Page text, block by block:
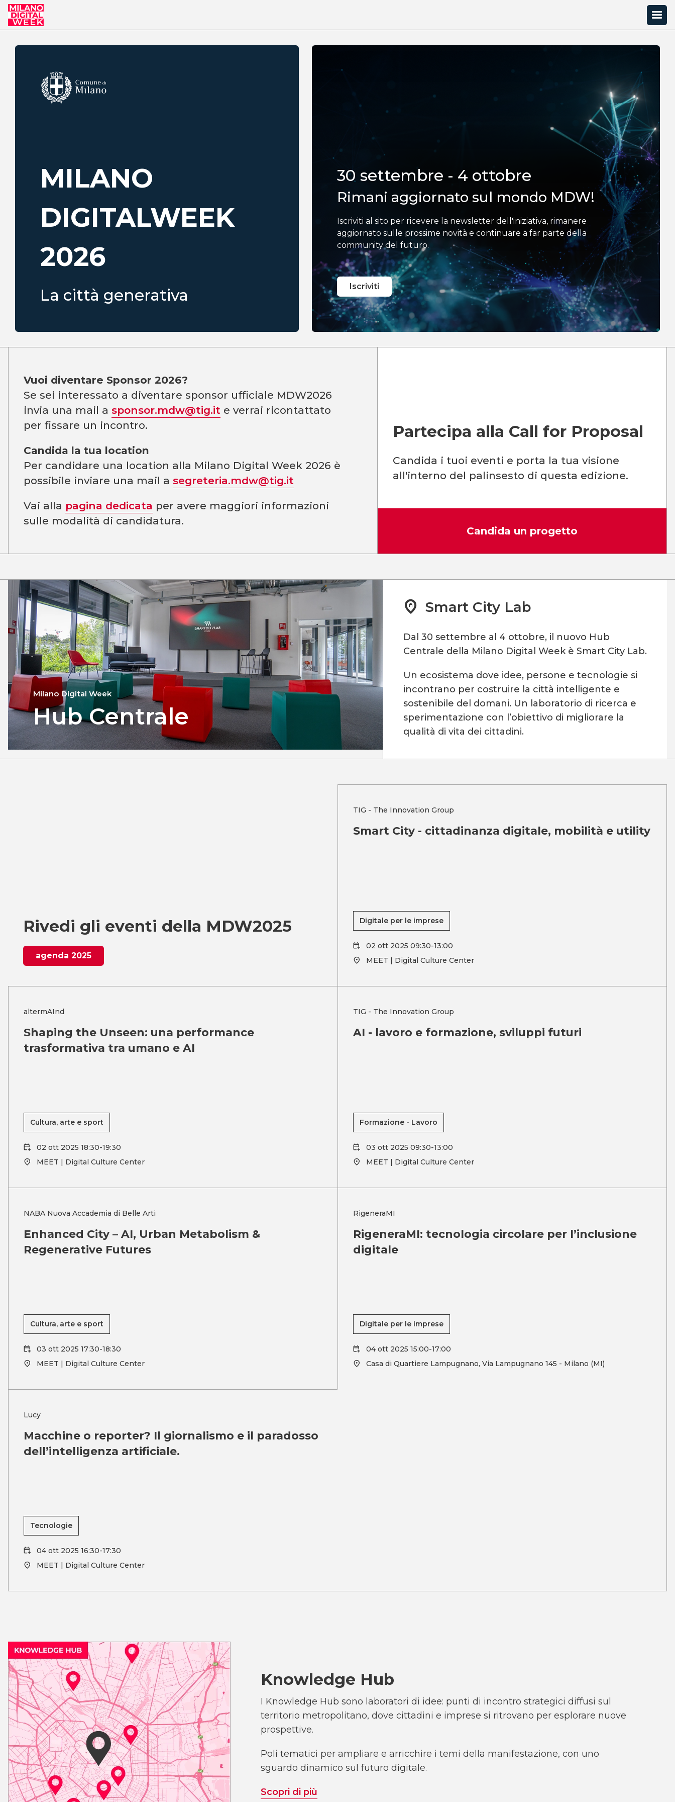
MILANO
DIGITALWEEK
2026
La città generativa
30 settembre - 4 ottobre
Rimani aggiornato sul mondo MDW!
Iscriviti al sito per ricevere la newsletter dell'iniziativa, rimanere
aggiornato sulle prossime novità e continuare a far parte della
community del futuro.
Iscriviti
Vuoi diventare Sponsor 2026?
Se sei interessato a diventare sponsor ufficiale MDW2026
invia una mail a sponsor.mdw@tig.it e verrai ricontattato
per fissare un incontro.
Candida la tua location
Per candidare una location alla Milano Digital Week 2026 è
possibile inviare una mail a segreteria.mdw@tig.it
Vai alla pagina dedicata per avere maggiori informazioni
sulle modalità di candidatura.
Partecipa alla Call for Proposal
Candida i tuoi eventi e porta la tua visione
all'interno del palinsesto di questa edizione.
Candida un progetto
Milano Digital Week
Hub Centrale
Smart City Lab
Dal 30 settembre al 4 ottobre, il nuovo Hub
Centrale della Milano Digital Week è Smart City Lab.
Un ecosistema dove idee, persone e tecnologie si
incontrano per costruire la città intelligente e
sostenibile del domani. Un laboratorio di ricerca e
sperimentazione con l’obiettivo di migliorare la
qualità di vita dei cittadini.
Rivedi gli eventi della MDW2025
agenda 2025
TIG - The Innovation Group
Smart City - cittadinanza digitale, mobilità e utility
Digitale per le imprese
02 ott 2025 09:30-13:00
MEET | Digital Culture Center
altermAInd
Shaping the Unseen: una performance
trasformativa tra umano e AI
Cultura, arte e sport
02 ott 2025 18:30-19:30
MEET | Digital Culture Center
TIG - The Innovation Group
AI - lavoro e formazione, sviluppi futuri
Formazione - Lavoro
03 ott 2025 09:30-13:00
MEET | Digital Culture Center
NABA Nuova Accademia di Belle Arti
Enhanced City – AI, Urban Metabolism &
Regenerative Futures
Cultura, arte e sport
03 ott 2025 17:30-18:30
MEET | Digital Culture Center
RigeneraMI
RigeneraMI: tecnologia circolare per l’inclusione
digitale
Digitale per le imprese
04 ott 2025 15:00-17:00
Casa di Quartiere Lampugnano, Via Lampugnano 145 - Milano (MI)
Lucy
Macchine o reporter? Il giornalismo e il paradosso
dell’intelligenza artificiale.
Tecnologie
04 ott 2025 16:30-17:30
MEET | Digital Culture Center
Knowledge Hub
I Knowledge Hub sono laboratori di idee: punti di incontro strategici diffusi sul
territorio metropolitano, dove cittadini e imprese si ritrovano per esplorare nuove
prospettive.
Poli tematici per ampliare e arricchire i temi della manifestazione, con uno
sguardo dinamico sul futuro digitale.
Scopri di più